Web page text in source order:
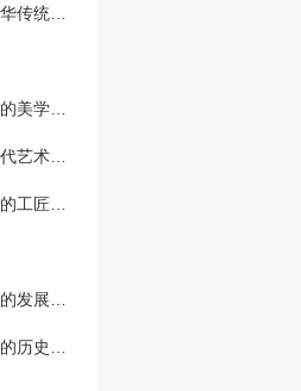
西安白铁制作：中华传统工艺的瑰宝
欣赏西安白铁制作的美学与魅力
西安白铁制作在当代艺术领域的应用探讨
走近西安白铁制作的工匠文化
西安白铁制作技艺的发展现状
探究西安白铁制作的历史渊源